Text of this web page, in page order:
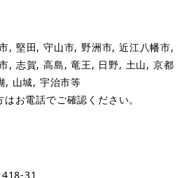
, 堅田, 守山市, 野洲市, 近江八幡市,
, 志賀, 高島, 竜王, 日野, 土山, 京都
, 山城, 宇治市等
お電話でご確認ください。
31